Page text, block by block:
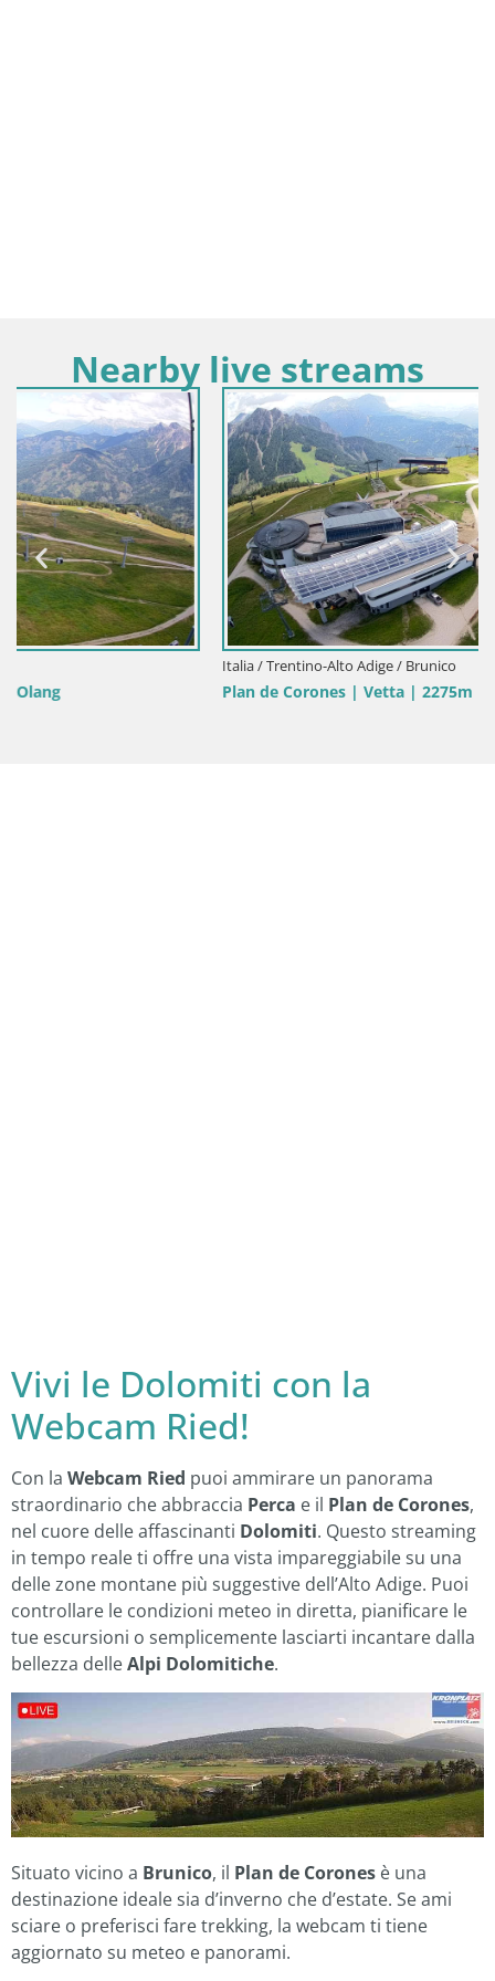
Nearby live streams
Italia / Trentino-Alto Adige / Brunico
Plan de Corones | Vetta | 2275m
Vivi le Dolomiti con la
Webcam Ried!
Con la Webcam Ried puoi ammirare un panorama
straordinario che abbraccia Perca e il Plan de Corones,
nel cuore delle affascinanti Dolomiti. Questo streaming
in tempo reale ti offre una vista impareggiabile su una
delle zone montane più suggestive dell’Alto Adige. Puoi
controllare le condizioni meteo in diretta, pianificare le
tue escursioni o semplicemente lasciarti incantare dalla
bellezza delleAlpi Dolomitiche.
Situato vicino a Brunico, il Plan de Corones è una
destinazione ideale sia d’inverno che d’estate. Se ami
sciare o preferisci fare trekking, la webcam ti tiene
aggiornato su meteo e panorami.